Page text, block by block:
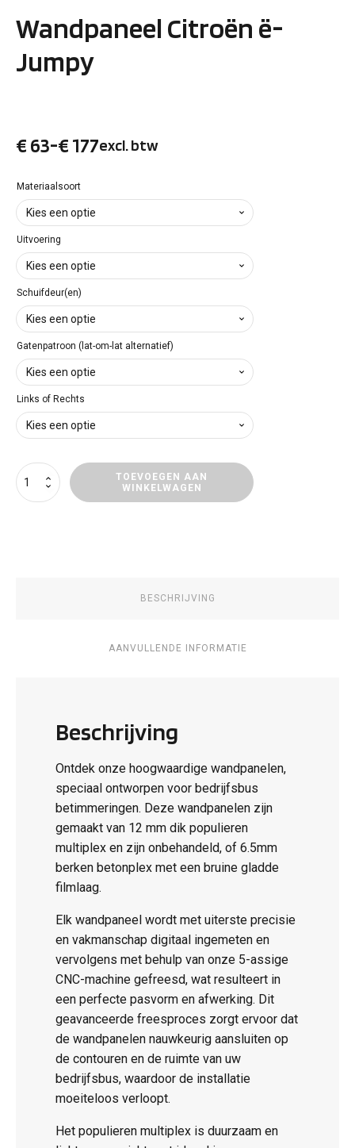
Wandpaneel Citroën ë-
Jumpy
€ 63-€ 177
Prijsklasse:
€ 63
tot
€ 177
excl. btw
Materiaalsoort
Uitvoering
Schuifdeur(en)
Gatenpatroon (lat-om-lat alternatief)
Links of Rechts
Wandpaneel
Citroën
TOEVOEGEN AAN
WINKELWAGEN
BESCHRIJVING
AANVULLENDE INFORMATIE
Beschrijving
Ontdek onze hoogwaardige wandpanelen,
speciaal ontworpen voor bedrijfsbus
betimmeringen. Deze wandpanelen zijn
gemaakt van 12 mm dik populieren
multiplex en zijn onbehandeld, of 6.5mm
berken betonplex met een bruine gladde
filmlaag.
Elk wandpaneel wordt met uiterste precisie
en vakmanschap digitaal ingemeten en
vervolgens met behulp van onze 5-assige
CNC-machine gefreesd, wat resulteert in
een perfecte pasvorm en afwerking. Dit
geavanceerde freesproces zorgt ervoor dat
de wandpanelen nauwkeurig aansluiten op
de contouren en de ruimte van uw
bedrijfsbus, waardoor de installatie
moeiteloos verloopt.
Het populieren multiplex is duurzaam en